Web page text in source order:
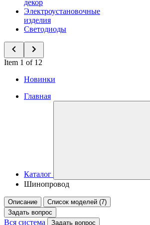
декор
Электроустановочные
изделия
Светодиоды
Item 1 of 12
Новинки
Главная
Каталог
Шинопровод
Описание
Список моделей (7)
Задать вопрос
Вся система Задать вопрос